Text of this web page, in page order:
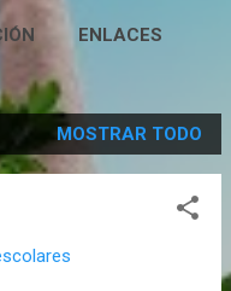
ENLACES
HUERTO ESCOLAR
MOSTRAR TODO